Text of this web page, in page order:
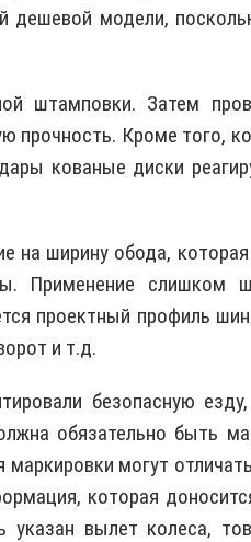
дешевой модели,
штамповки. Затем
прочность. Кроме того,
кованые диски
на ширину обода,
Применение слишком
проектный профиль
и т.д.
безопасную
обязательно быть
могут
которая
вылет колеса,